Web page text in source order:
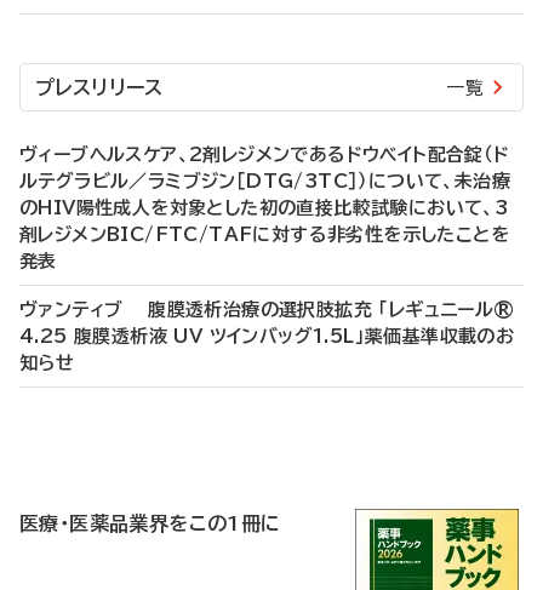
プレスリリース 一覧
ヴィーブヘルスケア、2剤レジメンであるドウベイト配合錠（ド
ルテグラビル／ラミブジン［DTG/3TC］）について、未治療
のHIV陽性成人を対象とした初の直接比較試験において、3
剤レジメンBIC/FTC/TAFに対する非劣性を示したことを
発表
ヴァンティブ 腹膜透析治療の選択肢拡充 「レギュニール®
4.25 腹膜透析液 UV ツインバッグ1.5L」薬価基準収載のお
知らせ
医療・医薬品業界をこの1冊に